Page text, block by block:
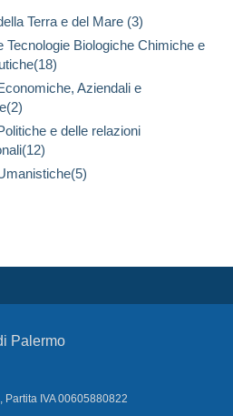
Terra e del Mare (3)
Tecnologie Biologiche Chimiche e
Aziendali e
e delle relazioni
Palermo
IVA 00605880822